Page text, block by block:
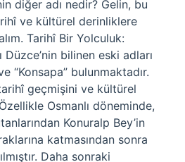
diğer adı nedir? Gelin, bu
ve kültürel derinliklere
Tarihî Bir Yolculuk:
Düzce’nin bilinen eski adları
“Konsapa” bulunmaktadır.
geçmişini ve kültürel
Osmanlı döneminde,
Konuralp Bey’in
katmasından sonra
Daha sonraki